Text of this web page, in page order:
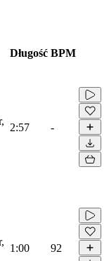
Długość BPM
2:57 -
1:00 92